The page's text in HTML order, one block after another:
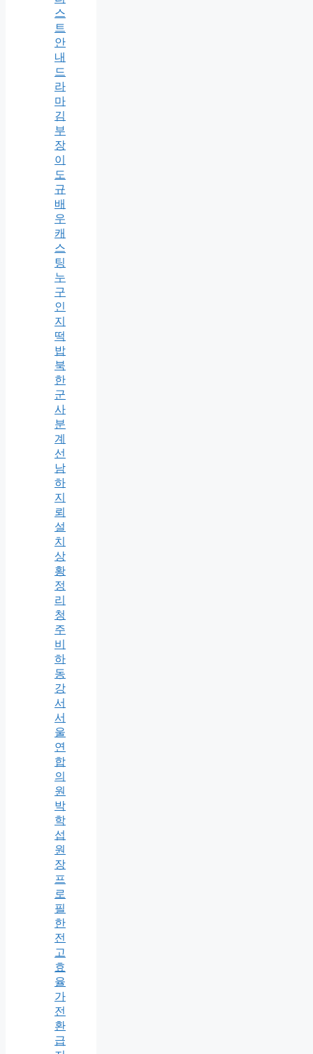
스
트
안
내
드
라
마
김
부
장
이
도
규
배
우
캐
스
팅
누
구
인
지
떡
밥
북
한
군
사
분
계
선
남
하
지
뢰
설
치
상
황
정
리
청
주
비
하
동
강
서
서
울
연
합
의
원
박
학
섭
원
장
프
로
필
한
전
고
효
율
가
전
환
급